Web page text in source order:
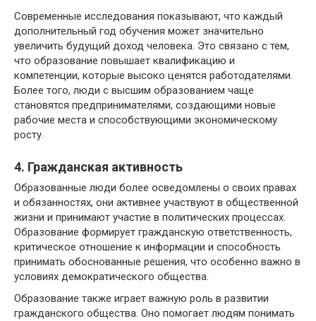
Современные исследования показывают, что каждый
дополнительный год обучения может значительно
увеличить будущий доход человека. Это связано с тем,
что образование повышает квалификацию и
компетенции, которые высоко ценятся работодателями.
Более того, люди с высшим образованием чаще
становятся предпринимателями, создающими новые
рабочие места и способствующими экономическому
росту.
4. Гражданская активность
Образованные люди более осведомлены о своих правах
и обязанностях, они активнее участвуют в общественной
жизни и принимают участие в политических процессах.
Образование формирует гражданскую ответственность,
критическое отношение к информации и способность
принимать обоснованные решения, что особенно важно в
условиях демократического общества.
Образование также играет важную роль в развитии
гражданского общества. Оно помогает людям понимать